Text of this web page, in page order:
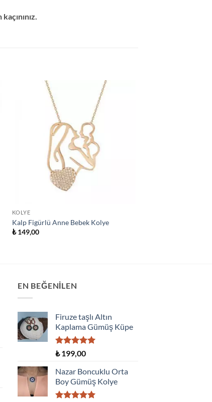
KOLYE
Kalp Figürlü Anne Bebek Kolye
₺149,00
EN BEĞENILEN
Firuze taşlı Altın
Kaplama Gümüş Küpe
5 üzerinden
oy
aldı
₺199,00
Nazar Boncuklu Orta
Boy Gümüş Kolye